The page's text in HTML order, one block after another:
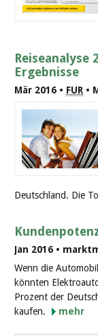
Reiseanalyse
Ergebnisse
Mär 2016 • FUR •
Deutschland. Die
Jan 2016 •
Wenn die
könnten
Prozent der
kaufen.
mehr